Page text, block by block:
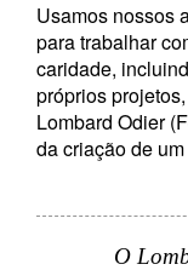
Usamos nossos
para trabalhar
caridade,
próprios
Lombard Odier
da criação de
O